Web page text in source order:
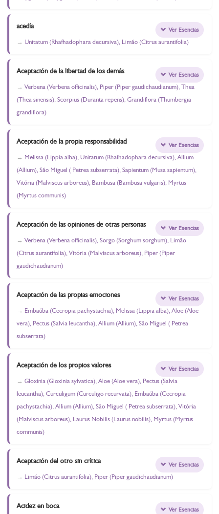
acedía
Unitatum (Rhafhadophara decursiva), Limão (Citrus aurantifolia)
Ver Esencias
Aceptación de la libertad de los demás
Verbena (Verbena officinalis), Piper (Piper gaudichaudianum), Thea
(Thea sinensis), Scorpius (Duranta repens), Grandiflora (Thumbergia
grandiflora)
Ver Esencias
Aceptación de la propia responsabilidad
Melissa (Lippia alba), Unitatum (Rhafhadophara decursiva), Allium
(Allium), São Miguel ( Petrea subserrata), Sapientum (Musa sapientum),
Vitória (Malviscus arboreus), Bambusa (Bambusa vulgaris), Myrtus
(Myrtus communis)
Ver Esencias
Aceptación de las opiniones de otras personas
Verbena (Verbena officinalis), Sorgo (Sorghum sorghum), Limão
(Citrus aurantifolia), Vitória (Malviscus arboreus), Piper (Piper
gaudichaudianum)
Ver Esencias
Aceptación de las propias emociones
Embaúba (Cecropia pachystachia), Melissa (Lippia alba), Aloe (Aloe
vera), Pectus (Salvia leucantha), Allium (Allium), São Miguel ( Petrea
subserrata)
Ver Esencias
Aceptación de los propios valores
Gloxinia (Gloxinia sylvatica), Aloe (Aloe vera), Pectus (Salvia
leucantha), Curculigum (Curculigo recurvata), Embaúba (Cecropia
pachystachia), Allium (Allium), São Miguel ( Petrea subserrata), Vitória
(Malviscus arboreus), Laurus Nobilis (Laurus nobilis), Myrtus (Myrtus
communis)
Ver Esencias
Aceptación del otro sin crítica
Limão (Citrus aurantifolia), Piper (Piper gaudichaudianum)
Ver Esencias
Acidez en boca Ver Esencias